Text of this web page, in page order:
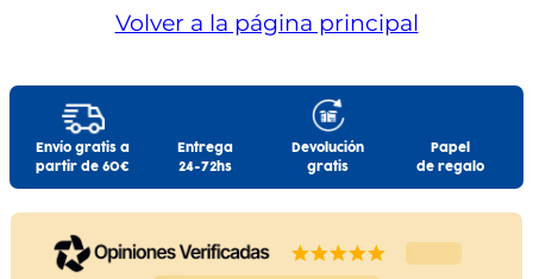
Volver a la página principal
Envío gratis a
partir de 60€
Entrega
24-72hs
Devolución
gratis
Papel
de regalo